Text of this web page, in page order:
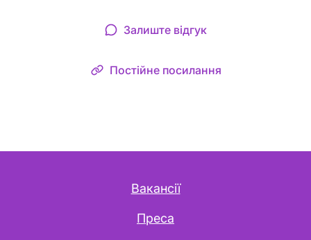
Залиште відгук
Постійне посилання
Вакансії
Преса